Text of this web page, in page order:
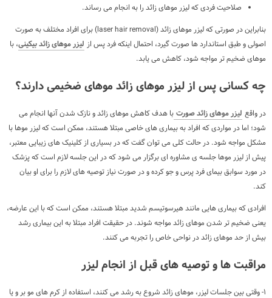
صلاحیت فردی که لیزر موهای زائد را به انجام می رساند.
بنابراین در صورتی که لیزر موهای زائد (laser hair removal) برای افراد مختلف به صورت
اصولی و طبق استاندارد ها صورت گیرد، احتمال اینکه فرد پس از لیزر موهای زائد بیکینی، با
موهای ضخیم تر مواجه شود، کاهش می یابد.
چه کسانی پس از لیزر موهای زائد موهای ضخیمی دارند؟
در واقع لیزر موهای زائد صورت با هدف کاهش موهای زائد و نازک شدن آنها انجام می
شود؛ اما در مواردی که افراد به بیماری های خاصی مبتلا هستند، ممکن است که لیزر موها با
مشکل مواجه شود. در حالت کلی می توان گفت که در بسیاری از کلینیک های زیبایی معتبر،
پیش از لیزر موها جلسه ی مشاوره ای برگزار می شود که در این جلسه لازم است که پزشک
در مورد سوابق بیمای فرد پرس و جو کرده و در صورت نیاز توصیه های لازم را برای او بیان
کند.
افرادی که بیماری هایی مانند هیرسوتیسم شدید مبتلا هستند، ممکن است که با این عارضه،
یعنی ضخیم تر شدن موهای زائد مواجه شوند. در حقیقت افراد مبتلا به این بیماری رشد
بیش از حد موهای زائد در نواحی خاص را تجربه می کنند.
مراقبت ها و توصیه های قبل از انجام لیزر
۱- وقتی بین جلسات لیزر، موهای زائد شروع به رشد می کنند، استفاده از کرم های مو بر و یا